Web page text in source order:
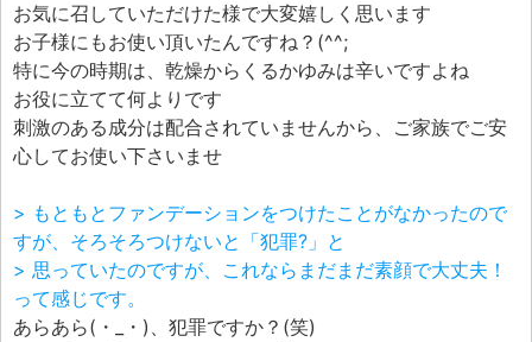
お気に召していただけた様で大変嬉しく思います
お子様にもお使い頂いたんですね？(^^;
特に今の時期は、乾燥からくるかゆみは辛いですよね
お役に立てて何よりです
刺激のある成分は配合されていませんから、ご家族でご安
心してお使い下さいませ
> もともとファンデーションをつけたことがなかったので
すが、そろそろつけないと「犯罪?」と
> 思っていたのですが、これならまだまだ素顔で大丈夫！
って感じです。
あらあら(・_・)、犯罪ですか？(笑)